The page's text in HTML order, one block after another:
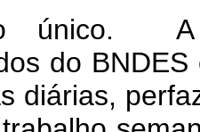
único.
do
diárias,